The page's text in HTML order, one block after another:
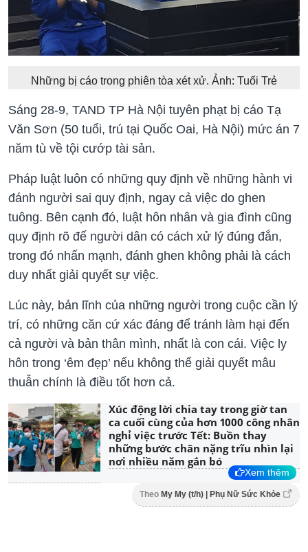
Những bị cáo trong phiên tòa xét xử. Ảnh: Tuổi Trẻ
Sáng 28-9, TAND TP Hà Nội tuyên phạt bị cáo Tạ
Văn Sơn (50 tuổi, trú tại Quốc Oai, Hà Nội) mức án 7
năm tù về tội cướp tài sản.
Pháp luật luôn có những quy định về những hành vi
đánh người sai quy định, ngay cả việc do ghen
tuông. Bên cạnh đó, luật hôn nhân và gia đình cũng
quy định rõ đế người dân có cách xử lý đúng đắn,
trong đó nhấn mạnh, đánh ghen không phải là cách
duy nhất giải quyết sự việc.
Lúc này, bản lĩnh của những người trong cuộc cần lý
trí, có những căn cứ xác đáng để tránh làm hại đến
cả người và bản thân mình, nhất là con cái. Việc ly
hôn trong ‘êm đẹp’ nếu không thể giải quyết mâu
thuẫn chính là điều tốt hơn cả.
Xúc động lời chia tay trong giờ tan
ca cuối cùng của hơn 1000 công nhân
nghỉ việc trước Tết: Buồn thay
những bước chân nặng trĩu nhìn lại
nơi nhiều năm gắn bó
Xem thêm
Theo My My (t/h) | Phụ Nữ Sức Khỏe